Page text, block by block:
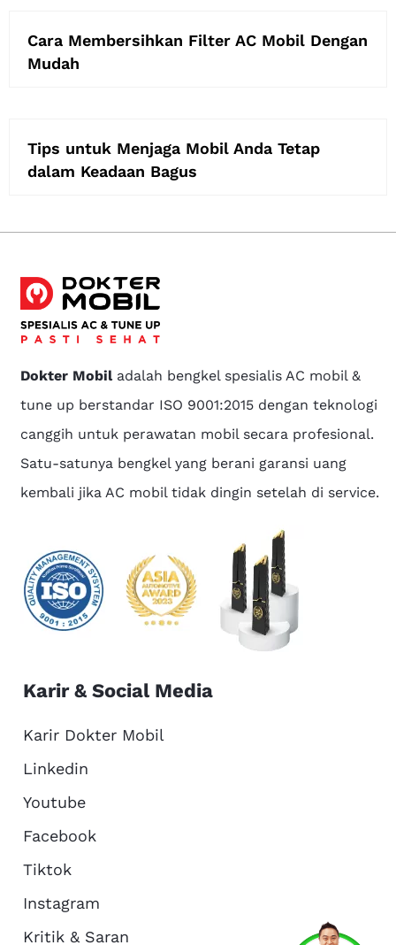
Cara Membersihkan Filter AC Mobil Dengan
Mudah
Tips untuk Menjaga Mobil Anda Tetap
dalam Keadaan Bagus
Dokter Mobiladalah bengkel spesialis AC mobil &
tune up berstandar ISO 9001:2015 dengan teknologi
canggih untuk perawatan mobil secara profesional.
Satu-satunya bengkel yang berani garansi uang
kembali jika AC mobil tidak dingin setelah di service.
Karir & Social Media
Karir Dokter Mobil
Linkedin
Youtube
Facebook
Tiktok
Instagram
Kritik & Saran